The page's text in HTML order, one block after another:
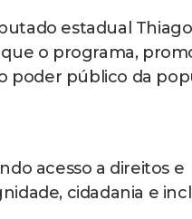
estadual
o programa,
poder público da
acesso a direitos e
cidadania e